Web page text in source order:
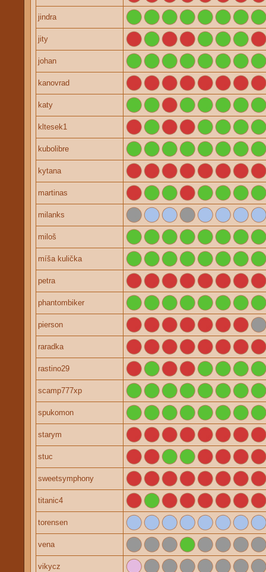
jindra
jity
johan
kanovrad
katy
kltesek1
kubolibre
kytana
martinas
milanks
miloš
míša kulička
petra
phantombiker
pierson
raradka
rastino29
scamp777xp
spukomon
starym
stuc
sweetsymphony
titanic4
torensen
vena
vikycz